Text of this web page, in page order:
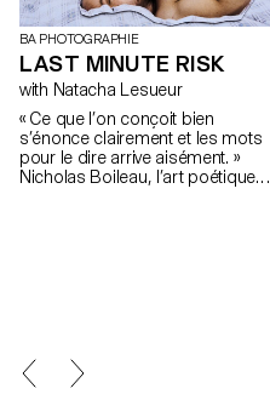
BA PHOTOGRAPHIE
LAST MINUTE RISK
with Natacha Lesueur
« Ce que l’on conçoit bien
s’énonce clairement et les mots
pour le dire arrive aisément. »
Nicholas Boileau, l’art poétique. A
risques.